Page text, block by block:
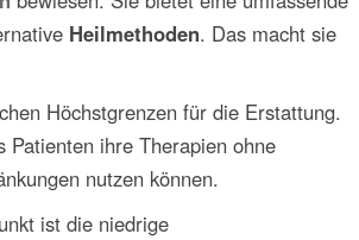
Heilmethoden. Das macht sie
Höchstgrenzen für die Erstattung.
Patienten ihre Therapien ohne
nutzen können.
ist die niedrige